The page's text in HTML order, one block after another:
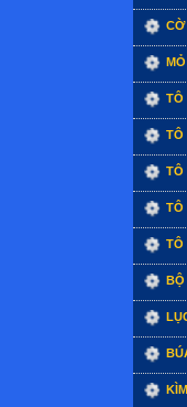
TÔ
TÔ
TÔ
TÔ
TÔ
BỘ